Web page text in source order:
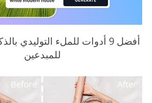
أفضل 9 أدوات للملء التوليدي
للمبدعين